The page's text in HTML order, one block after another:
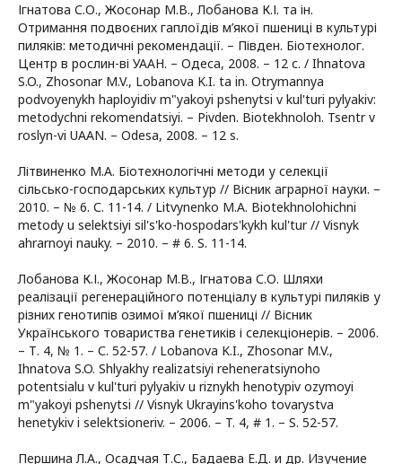
Ігнатова С.О., Жосонар М.В., Лобанова К.І. та ін.
Отримання подвоєних гаплоїдів м’якої пшениці в культурі
пиляків: методичні рекомендації. – Півден. Біотехнолог.
Центр в рослин-ві УААН. – Одеса, 2008. – 12 с. / Ihnatova
S.O., Zhosonar M.V., Lobanova K.I. ta in. Otrymannya
podvoyenykh haployidiv m"yakoyi pshenytsi v kul'turi pylyakiv:
metodychni rekomendatsiyi. – Pivden. Biotekhnoloh. Tsentr v
roslyn-vi UAAN. – Odesa, 2008. – 12 s.
Літвиненко М.А. Біотехнологічні методи у селекції
сільсько-господарських культур // Вісник аграрної науки. –
2010. – № 6. С. 11-14. / Litvynenko M.A. Biotekhnolohichni
metody u selektsiyi sil's'ko-hospodars'kykh kul'tur // Visnyk
ahrarnoyi nauky. – 2010. – # 6. S. 11-14.
Лобанова К.І., Жосонар М.В., Ігнатова С.О. Шляхи
реалізації регенераційного потенціалу в культурі пиляків у
різних генотипів озимої м’якої пшениці // Вісник
Українського товариства генетиків і селекціонерів. – 2006.
– Т. 4, № 1. – С. 52-57. / Lobanova K.I., Zhosonar M.V.,
Ihnatova S.O. Shlyakhy realizatsiyi reheneratsiynoho
potentsialu v kul'turi pylyakiv u riznykh henotypiv ozymoyi
m"yakoyi pshenytsi // Visnyk Ukrayins'koho tovarystva
henetykiv i selektsioneriv. – 2006. – T. 4, # 1. – S. 52-57.
Першина Л.А., Осадчая Т.С., Бадаева Е.Д. и др. Изучение